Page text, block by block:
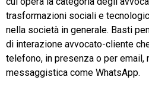
trasformazioni sociali e
nella società in generale. Basti
di interazione avvocato-cliente
telefono, in presenza o per email,
messaggistica come WhatsApp.